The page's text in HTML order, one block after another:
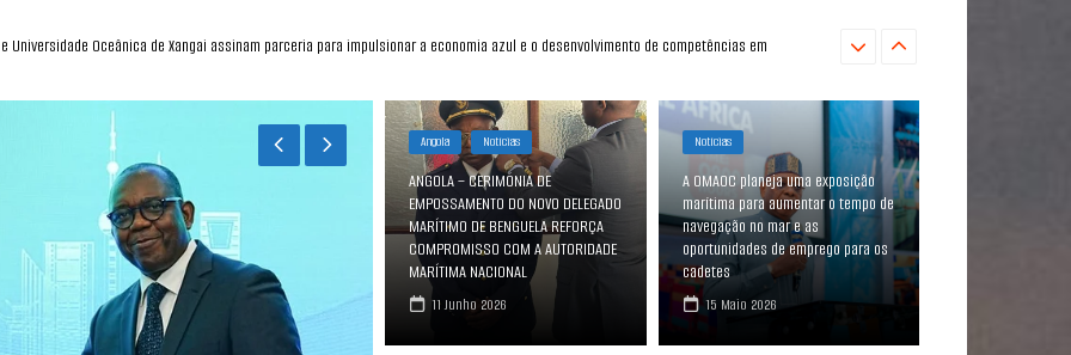
AVALIAM DESENVOLVIMENTO E PERSPECTIVAS DO CORREDOR DO LOBITO A COMISSÃO DA CEDEAO ORGANIZA UM
Angola Notícias
ANGOLA – CERIMÓNIA DE
EMPOSSAMENTO DO NOVO DELEGADO
MARÍTIMO DE BENGUELA REFORÇA
COMPROMISSO COM A AUTORIDADE
MARÍTIMA NACIONAL
11 Junho 2026
Notícias
A OMAOC planeja uma exposição
marítima para aumentar o tempo de
navegação no mar e as
oportunidades de emprego para os
cadetes
15 Maio 2026